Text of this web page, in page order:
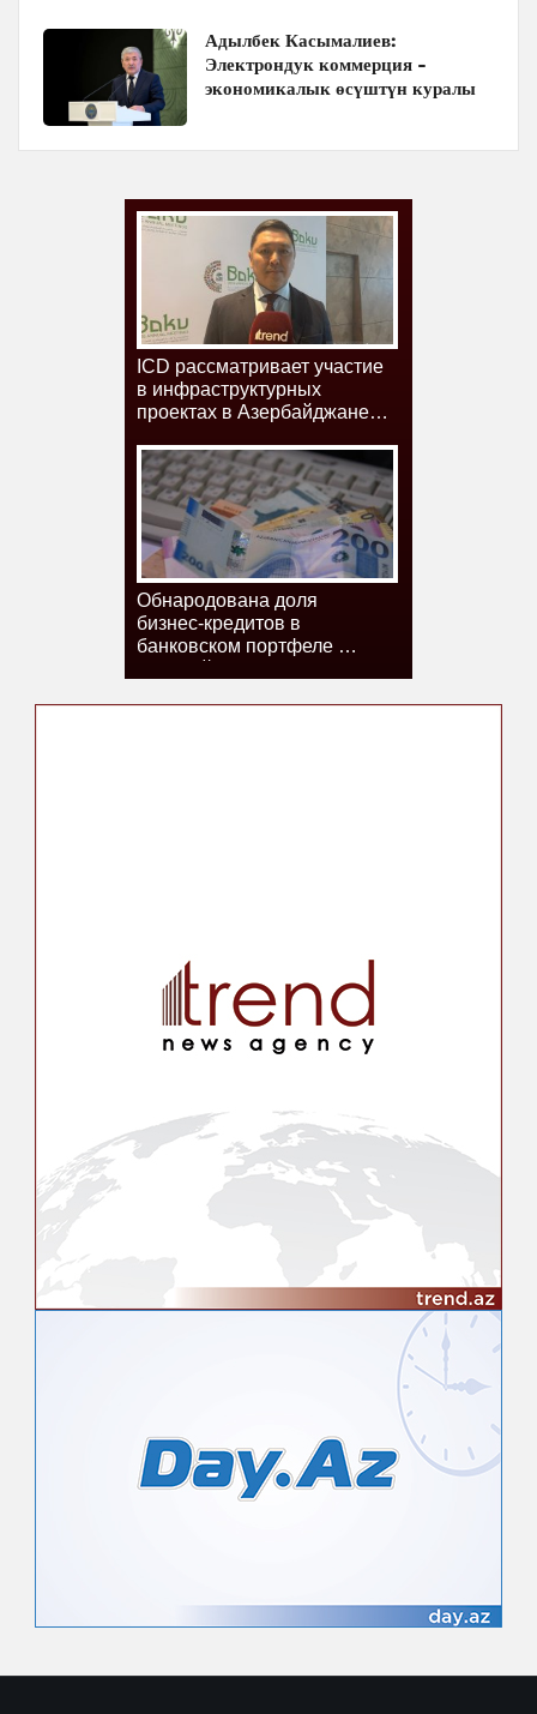
Адылбек Касымалиев:
Электрондук коммерция -
экономикалык өсүштүн куралы